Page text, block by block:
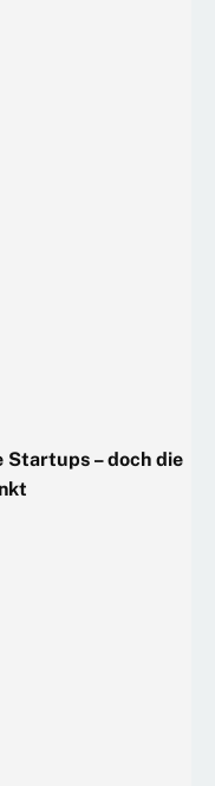
– doch die